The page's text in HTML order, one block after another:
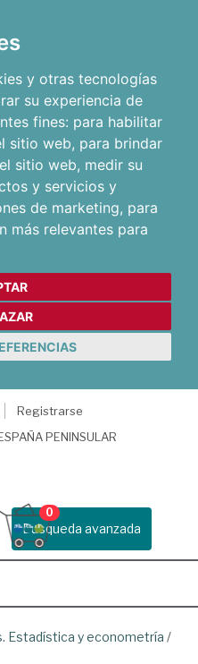
y otras tecnologías
su experiencia de
fines: para habilitar
sitio web, para brindar
sitio web, medir su
y servicios y
de marketing, para
más relevantes para
Registrarse
PENINSULAR
Busqueda avanzada
0
Estadística y econometría /